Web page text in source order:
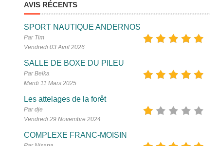
AVIS RÉCENTS
SPORT NAUTIQUE ANDERNOS
Par Tim
Vendredi 03 Avril 2026
SALLE DE BOXE DU PILEU
Par Belka
Mardi 11 Mars 2025
Les attelages de la forêt
Par dje
Vendredi 29 Novembre 2024
COMPLEXE FRANC-MOISIN